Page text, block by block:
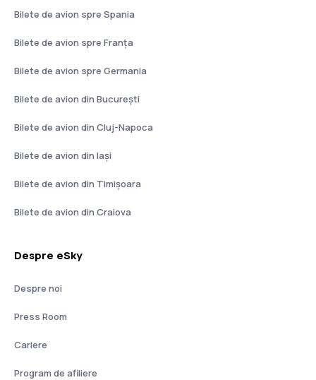
Bilete de avion spre Spania
Bilete de avion spre Franţa
Bilete de avion spre Germania
Bilete de avion din București
Bilete de avion din Cluj-Napoca
Bilete de avion din Iași
Bilete de avion din Timișoara
Bilete de avion din Craiova
Despre eSky
Despre noi
Press Room
Cariere
Program de afiliere